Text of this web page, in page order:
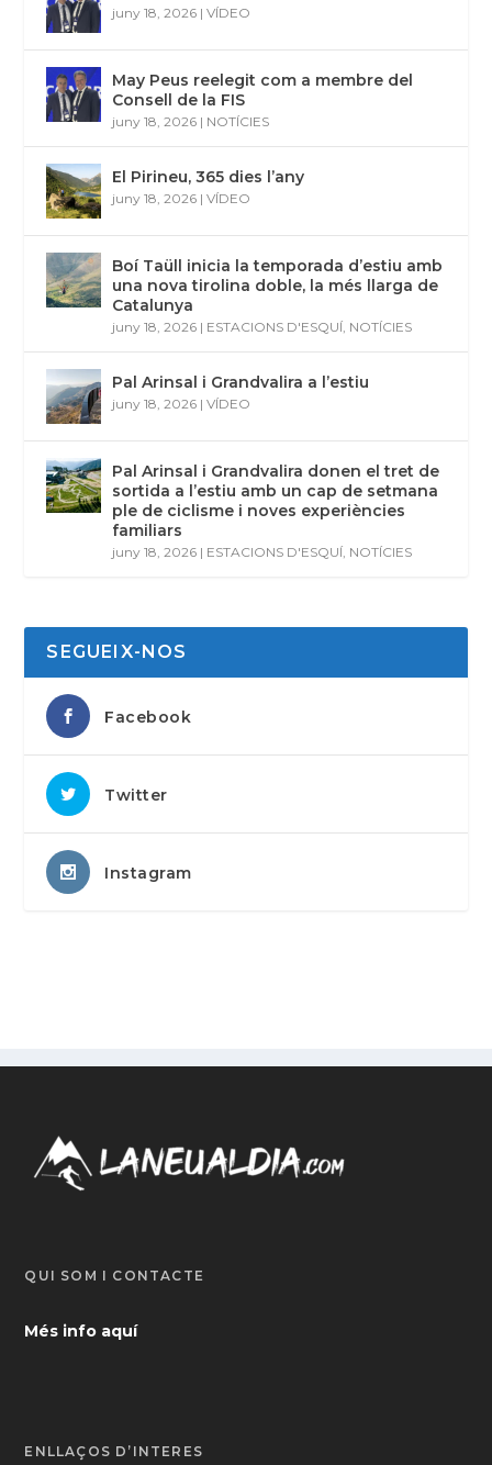
juny 18, 2026 |VÍDEO
May Peus reelegit com a membre del
Consell de la FIS
juny 18, 2026 | NOTÍCIES
El Pirineu, 365 dies l’any
juny 18, 2026 |VÍDEO
Boí Taüll inicia la temporada d’estiu amb
una nova tirolina doble, la més llarga de
Catalunya
juny 18, 2026 | ESTACIONS D'ESQUÍ NOTÍCIES
Pal Arinsal i Grandvalira a l’estiu
juny 18, 2026 |VÍDEO
Pal Arinsal i Grandvalira donen el tret de
sortida a l’estiu amb un cap de setmana
ple de ciclisme i noves experiències
familiars
juny 18, 2026 | ESTACIONS D'ESQUÍ NOTÍCIES
SEGUEIX-NOS
Facebook
Twitter
Instagram
QUI SOM I CONTACTE
Més info aquí
ENLLAÇOS D’INTERÈS